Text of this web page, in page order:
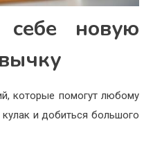
себе новую
которые помогут любому
и добиться большого